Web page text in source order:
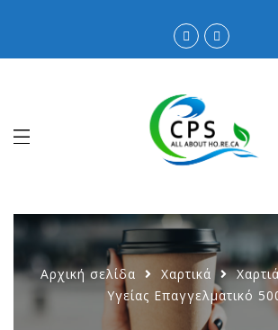
Αρχική σελίδα Χαρτικά
Υγείας Επαγγελματικό